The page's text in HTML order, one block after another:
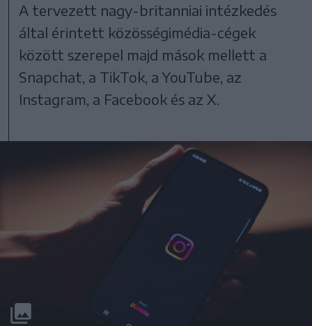
A tervezett nagy-britanniai intézkedés
által érintett közösségimédia-cégek
között szerepel majd mások mellett a
Snapchat, a TikTok, a YouTube, az
Instagram, a Facebook és az X.